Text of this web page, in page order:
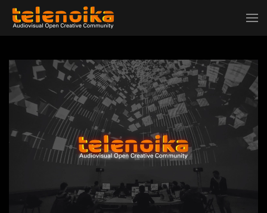
Ir al contenido principal